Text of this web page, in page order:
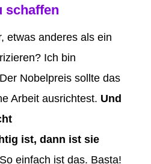
schaffen
etwas anderes als ein
Ich bin
Nobelpreis sollte das
Arbeit ausrichtest. Und
ist, dann ist sie
So einfach ist das. Basta!